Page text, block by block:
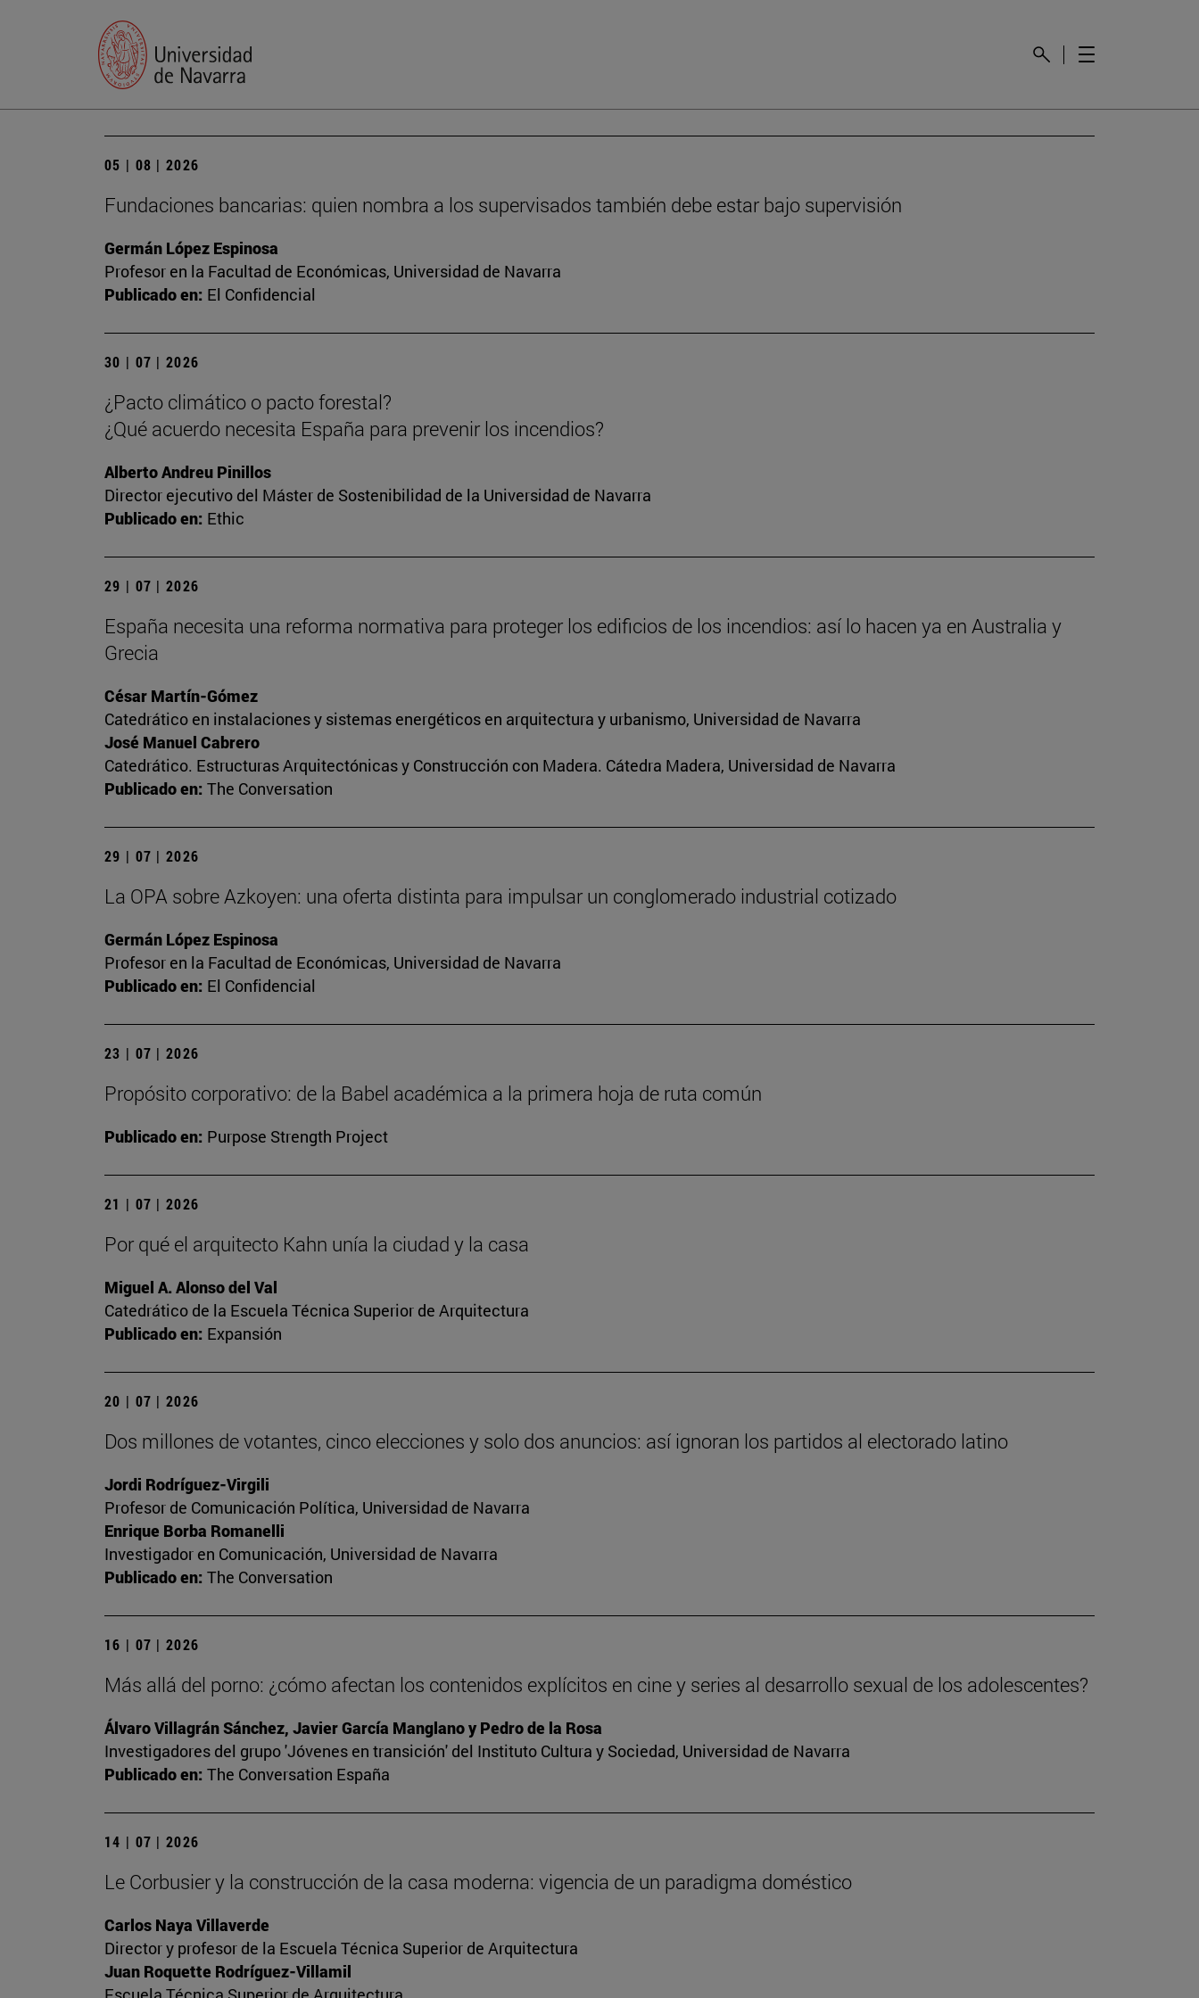
05 | 08 | 2026
Fundaciones bancarias: quien nombra a los supervisados también debe estar bajo supervisión
Germán López Espinosa
Profesor en la Facultad de Económicas, Universidad de Navarra
Publicado en: El Confidencial
30 | 07 | 2026
¿Pacto climático o pacto forestal?
¿Qué acuerdo necesita España para prevenir los incendios?
Alberto Andreu Pinillos
Director ejecutivo del Máster de Sostenibilidad de la Universidad de Navarra
Publicado en: Ethic
29 | 07 | 2026
España necesita una reforma normativa para proteger los edificios de los incendios: así lo hacen ya en Australia y
Grecia
César Martín-Gómez
Catedrático en instalaciones y sistemas energéticos en arquitectura y urbanismo, Universidad de Navarra
José Manuel Cabrero
Catedrático. Estructuras Arquitectónicas y Construcción con Madera. Cátedra Madera, Universidad de Navarra
Publicado en: The Conversation
29 | 07 | 2026
La OPA sobre Azkoyen: una oferta distinta para impulsar un conglomerado industrial cotizado
Germán López Espinosa
Profesor en la Facultad de Económicas, Universidad de Navarra
Publicado en: El Confidencial
23 | 07 | 2026
Propósito corporativo: de la Babel académica a la primera hoja de ruta común
Publicado en: Purpose Strength Project
21 | 07 | 2026
Por qué el arquitecto Kahn unía la ciudad y la casa
Miguel A. Alonso del Val
Catedrático de la Escuela Técnica Superior de Arquitectura
Publicado en: Expansión
20 | 07 | 2026
Dos millones de votantes, cinco elecciones y solo dos anuncios: así ignoran los partidos al electorado latino
Jordi Rodríguez-Virgili
Profesor de Comunicación Política, Universidad de Navarra
Enrique Borba Romanelli
Investigador en Comunicación, Universidad de Navarra
Publicado en: The Conversation
16 | 07 | 2026
Más allá del porno: ¿cómo afectan los contenidos explícitos en cine y series al desarrollo sexual de los adolescentes?
Álvaro Villagrán Sánchez, Javier García Manglano y Pedro de la Rosa
Investigadores del grupo 'Jóvenes en transición' del Instituto Cultura y Sociedad, Universidad de Navarra
Publicado en: The Conversation España
14 | 07 | 2026
Le Corbusier y la construcción de la casa moderna: vigencia de un paradigma doméstico
Carlos Naya Villaverde
Director y profesor de la Escuela Técnica Superior de Arquitectura
Juan Roquette Rodríguez-Villamil